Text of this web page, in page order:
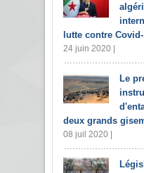
lutte contre
24 juin 2020 |
Le
deux grands
08 juil 2020 |